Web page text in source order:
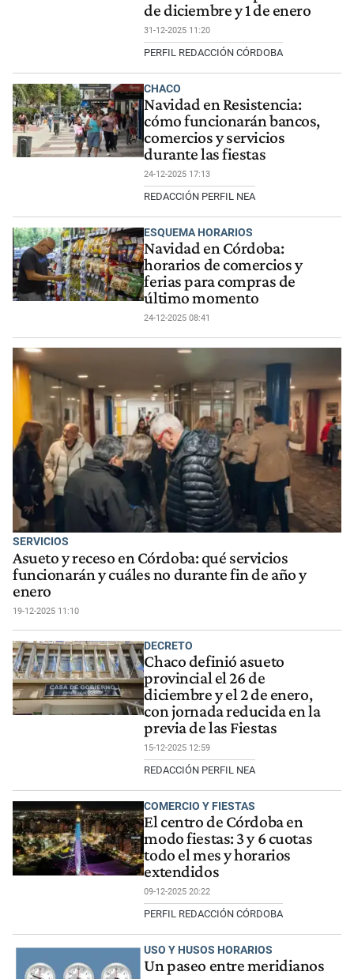
de diciembre y 1 de enero
31-12-2025 11:20
PERFIL REDACCIÓN CÓRDOBA
CHACO
Navidad en Resistencia:
cómo funcionarán bancos,
comercios y servicios
durante las fiestas
24-12-2025 17:13
REDACCIÓN PERFIL NEA
ESQUEMA HORARIOS
Navidad en Córdoba:
horarios de comercios y
ferias para compras de
último momento
24-12-2025 08:41
SERVICIOS
Asueto y receso en Córdoba: qué servicios
funcionarán y cuáles no durante fin de año y
enero
19-12-2025 11:10
DECRETO
Chaco definió asueto
provincial el 26 de
diciembre y el 2 de enero,
con jornada reducida en la
previa de las Fiestas
15-12-2025 12:59
REDACCIÓN PERFIL NEA
COMERCIO Y FIESTAS
El centro de Córdoba en
modo fiestas: 3 y 6 cuotas
todo el mes y horarios
extendidos
09-12-2025 20:22
PERFIL REDACCIÓN CÓRDOBA
USO Y HUSOS HORARIOS
Un paseo entre meridianos